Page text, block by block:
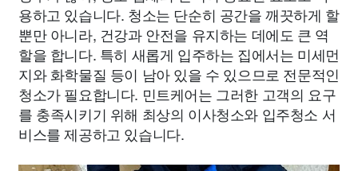
용하고 있습니다. 청소는 단순히 공간을 깨끗하게 할
뿐만 아니라, 건강과 안전을 유지하는 데에도 큰 역
할을 합니다. 특히 새롭게 입주하는 집에서는 미세먼
지와 화학물질 등이 남아 있을 수 있으므로 전문적인
청소가 필요합니다. 민트케어는 그러한 고객의 요구
를 충족시키기 위해 최상의 이사청소와 입주청소 서
비스를 제공하고 있습니다.